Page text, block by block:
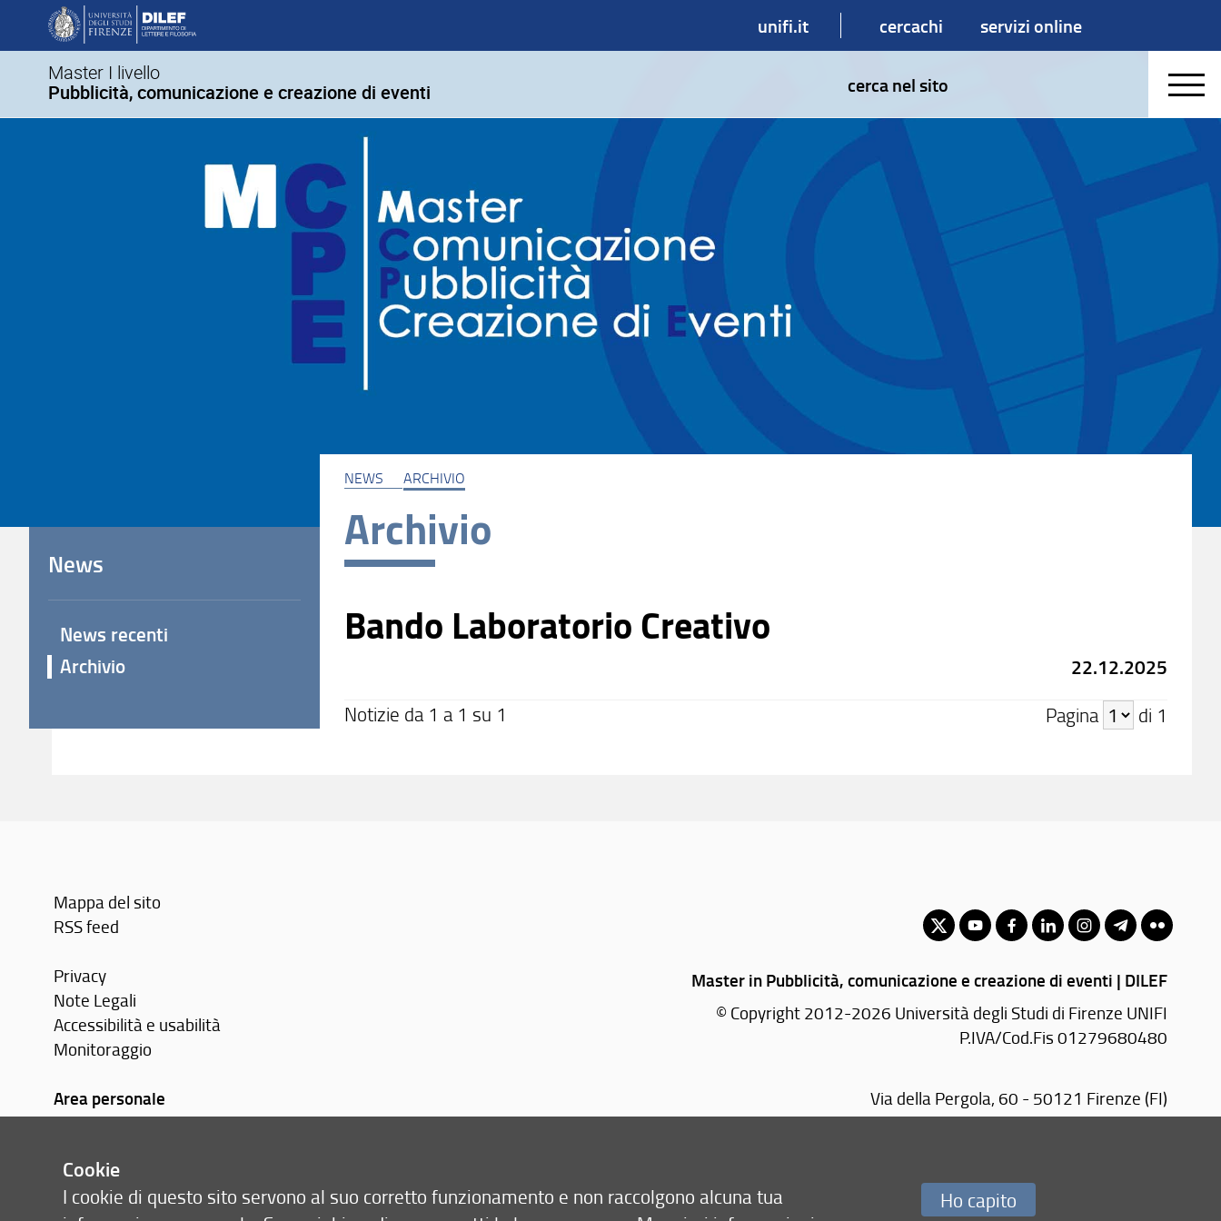
unifi.it cercachi servizi online
Master I livello
Pubblicità, comunicazione e creazione di eventi
cerca nel sito
NEWS ARCHIVIO
Archivio
Bando Laboratorio Creativo
22.12.2025
Notizie da 1 a 1 su 1 Pagina di 1
News
News recenti
Archivio
Mappa del sito
RSS feed
Privacy
Note Legali
Accessibilità e usabilità
Monitoraggio
Area personale
Master in Pubblicità, comunicazione e creazione di eventi | DILEF
© Copyright 2012-2026 Università degli Studi di Firenze UNIFI
P.IVA/Cod.Fis 01279680480
Via della Pergola, 60 - 50121 Firenze (FI)
Tel.+39 055 2756200
Cookie
I cookie di questo sito servono al suo corretto funzionamento e non raccolgono alcuna tua
Ho capito